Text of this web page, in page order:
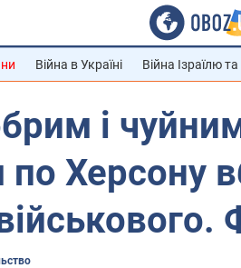
Війна в Україні Війна Ізраїлю та
і
по Херсону